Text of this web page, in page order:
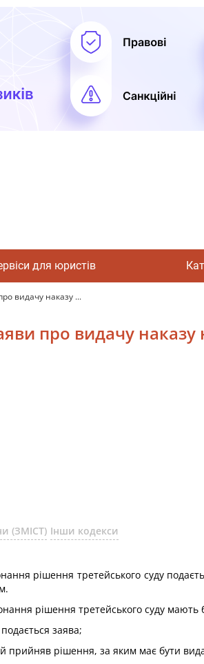
для юристів
видачу наказу ...
про видачу
(ЗМІСТ) Інши кодекси
рішення третейського суду
рішення третейського суду мають
заява;
прийняв рішення, за яким має бути